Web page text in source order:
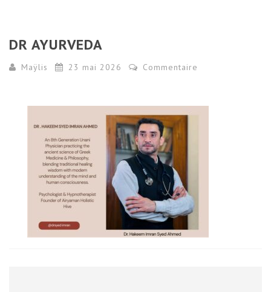
DR AYURVEDA
Maÿlis 23 mai 2026 Commentaire